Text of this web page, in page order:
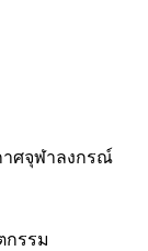
าศจุฬาลงกรณ์
กรรม